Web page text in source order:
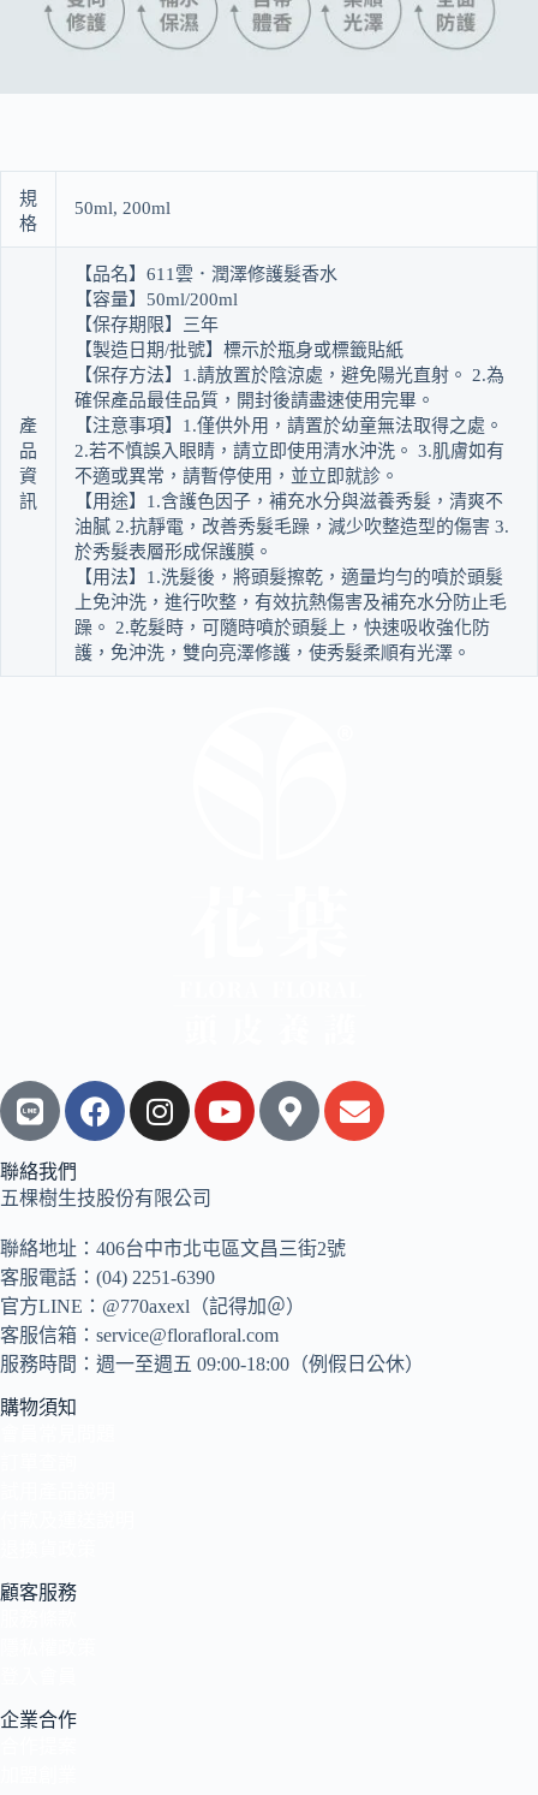
規
格
50ml, 200ml
產
品
資
訊
【品名】611雲．潤澤修護髮香水
【容量】50ml/200ml
【保存期限】三年
【製造日期/批號】標示於瓶身或標籤貼紙
【保存方法】1.請放置於陰涼處，避免陽光直射。 2.為
確保產品最佳品質，開封後請盡速使用完畢。
【注意事項】1.僅供外用，請置於幼童無法取得之處。
2.若不慎誤入眼睛，請立即使用清水沖洗。 3.肌膚如有
不適或異常，請暫停使用，並立即就診。
【用途】1.含護色因子，補充水分與滋養秀髮，清爽不
油膩 2.抗靜電，改善秀髮毛躁，減少吹整造型的傷害 3.
於秀髮表層形成保護膜。
【用法】1.洗髮後，將頭髮擦乾，適量均勻的噴於頭髮
上免沖洗，進行吹整，有效抗熱傷害及補充水分防止毛
躁。 2.乾髮時，可隨時噴於頭髮上，快速吸收強化防
護，免沖洗，雙向亮澤修護，使秀髮柔順有光澤。
聯絡我們
五棵樹生技股份有限公司
聯絡地址：406台中市北屯區文昌三街2號
客服電話：(04) 2251-6390
官方LINE：@770axexl（記得加＠）
客服信箱：service@florafloral.com
服務時間：週一至週五 09:00-18:00（例假日公休）
購物須知
顧客服務
企業合作